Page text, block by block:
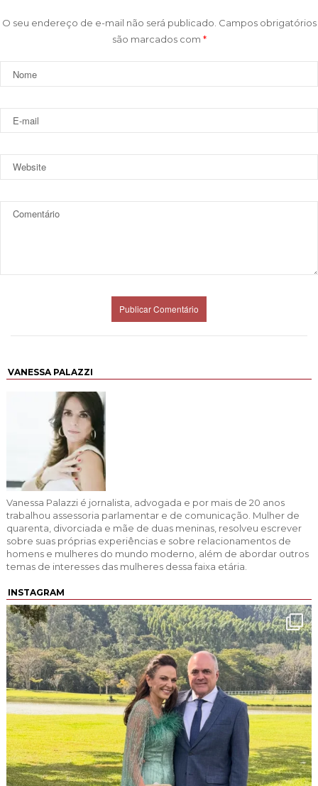
O seu endereço de e-mail não será publicado. Campos obrigatórios
são marcados com *
VANESSA PALAZZI
Vanessa Palazzi é jornalista, advogada e por mais de 20 anos
trabalhou assessoria parlamentar e de comunicação. Mulher de
quarenta, divorciada e mãe de duas meninas, resolveu escrever
sobre suas próprias experiências e sobre relacionamentos de
homens e mulheres do mundo moderno, além de abordar outros
temas de interesses das mulheres dessa faixa etária.
INSTAGRAM